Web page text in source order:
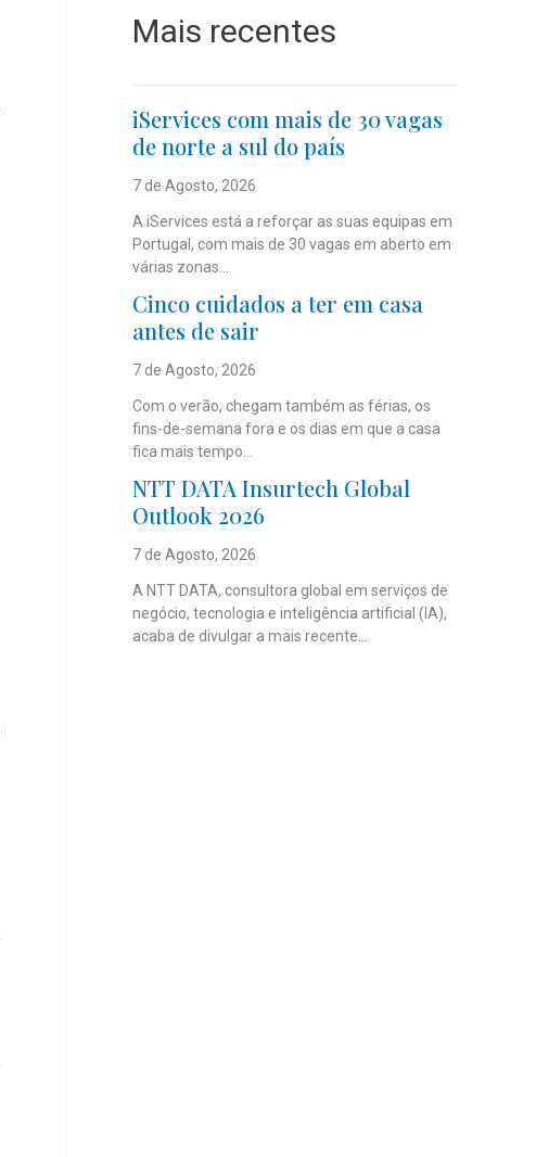
Mais recentes
iServices com mais de 30 vagas
de norte a sul do país
7 de Agosto, 2026
A iServices está a reforçar as suas equipas em
Portugal, com mais de 30 vagas em aberto em
várias zonas...
Cinco cuidados a ter em casa
antes de sair
7 de Agosto, 2026
Com o verão, chegam também as férias, os
fins-de-semana fora e os dias em que a casa
fica mais tempo...
NTT DATA Insurtech Global
Outlook 2026
7 de Agosto, 2026
A NTT DATA, consultora global em serviços de
negócio, tecnologia e inteligência artificial (IA),
acaba de divulgar a mais recente...